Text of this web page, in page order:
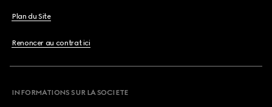
Plan du Site
Renoncer au contrat ici
INFORMATIONS SUR LA SOCIETE